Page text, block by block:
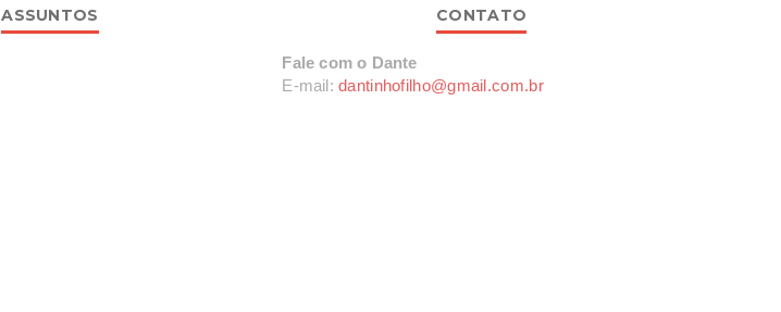
ASSUNTOS CONTATO
Fale com o Dante
E-mail: dantinhofilho@gmail.com.br